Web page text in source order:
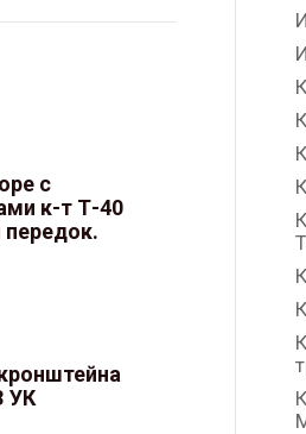
с
к-т Т-40
УК